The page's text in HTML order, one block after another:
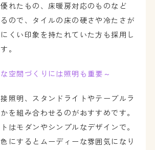
れたもの、床暖房対応のものなど
ので、タイルの床の硬さや冷たさが
くい印象を持たれていた方も採用し
。
空間づくりには照明も重要～
照明、スタンドライトやテーブルラ
を組み合わせるのがおすすめです。
はモダンやシンプルなデザインで。
にするとムーディーな雰囲気になり